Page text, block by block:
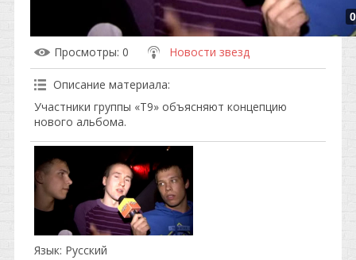
Просмотры: 0 Новости звезд
Описание материала:
Участники группы «Т9» объясняют концепцию
нового альбома.
Язык: Русский